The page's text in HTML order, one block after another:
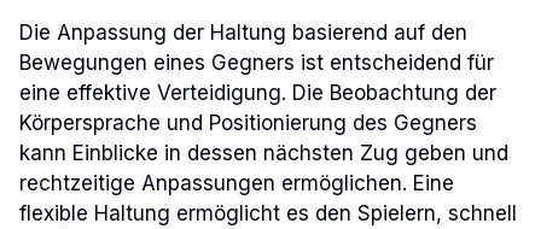
Die Anpassung der Haltung basierend auf den
Bewegungen eines Gegners ist entscheidend für
eine effektive Verteidigung. Die Beobachtung der
Körpersprache und Positionierung des Gegners
kann Einblicke in dessen nächsten Zug geben und
rechtzeitige Anpassungen ermöglichen. Eine
flexible Haltung ermöglicht es den Spielern, schnell